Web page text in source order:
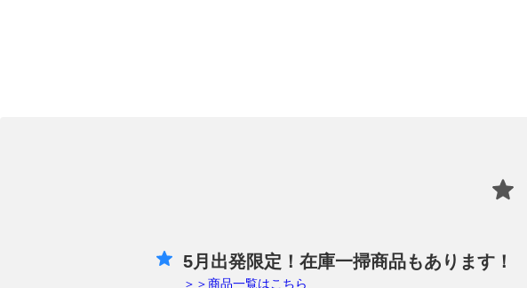
5月出発限定！在庫一掃商品もあります！
＞＞商品一覧はこちら